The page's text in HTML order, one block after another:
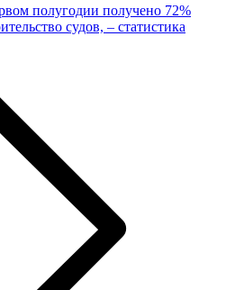
полугодии получено 72%
судов, – статистика